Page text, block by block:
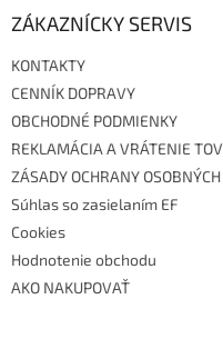
ZÁKAZNÍCKY SERVIS
KONTAKTY
CENNÍK DOPRAVY
OBCHODNÉ PODMIENKY
REKLAMÁCIA A VRÁTENIE
ZÁSADY OCHRANY
Súhlas so zasielaním EF
Cookies
Hodnotenie obchodu
AKO NAKUPOVAŤ